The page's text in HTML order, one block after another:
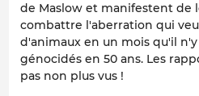
de Maslow et manifestent de
combattre l'aberration qui
d'animaux en un mois qu'il
génocidés en 50 ans. Les
pas non plus vus !